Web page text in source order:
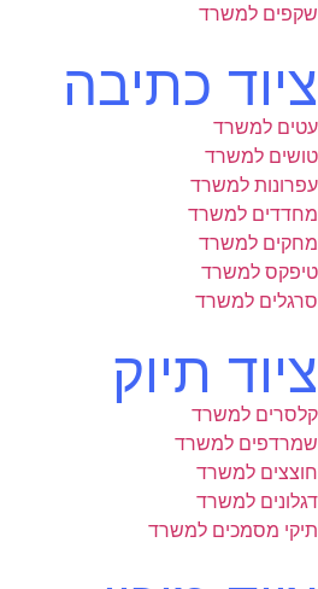
שקפים למשרד
ציוד כתיבה
עטים למשרד
טושים למשרד
עפרונות למשרד
מחדדים למשרד
מחקים למשרד
טיפקס למשרד
סרגלים למשרד
ציוד תיוק
קלסרים למשרד
שמרדפים למשרד
חוצצים למשרד
דגלונים למשרד
תיקי מסמכים למשרד